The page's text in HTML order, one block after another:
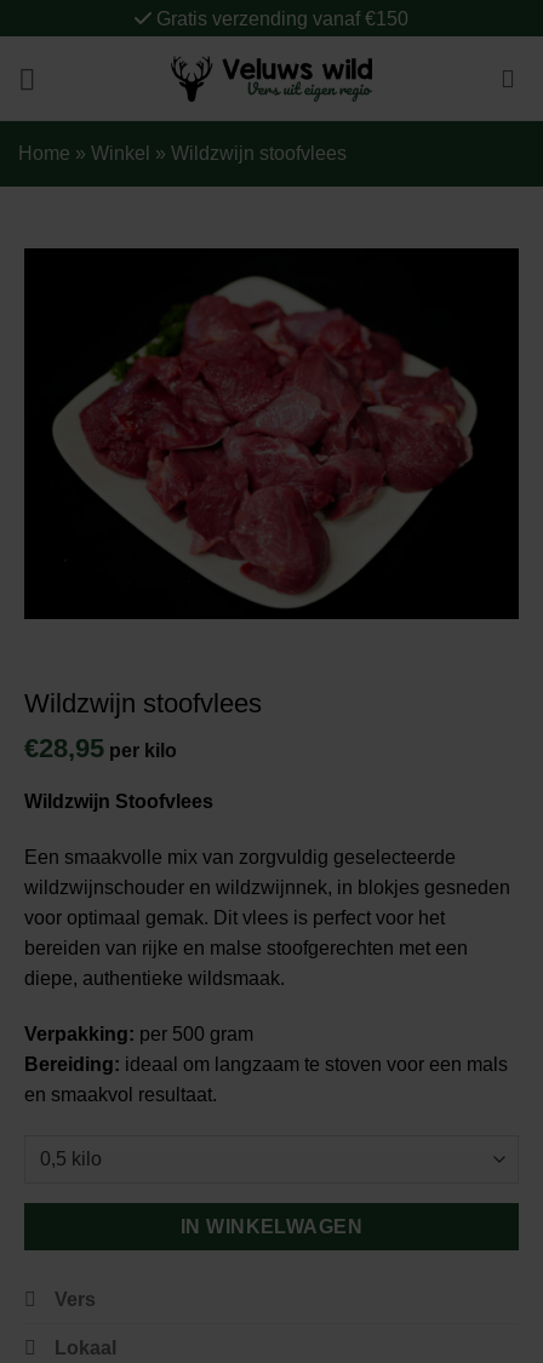
inhoud
Gratis verzending vanaf €150
Home » Winkel » Wildzwijn stoofvlees
Wildzwijn stoofvlees
€28,95 per kilo
Wildzwijn Stoofvlees
Een smaakvolle mix van zorgvuldig geselecteerde
wildzwijnschouder en wildzwijnnek, in blokjes gesneden
voor optimaal gemak. Dit vlees is perfect voor het
bereiden van rijke en malse stoofgerechten met een
diepe, authentieke wildsmaak.
Verpakking: per 500 gram
Bereiding: ideaal om langzaam te stoven voor een mals
en smaakvol resultaat.
IN WINKELWAGEN
Vers
Lokaal